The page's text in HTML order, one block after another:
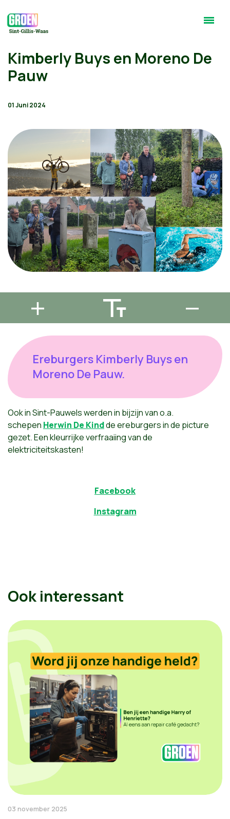
Kimberly Buys en Moreno De
Pauw
01 Juni 2024
Ereburgers Kimberly Buys en
Moreno De Pauw.
Ook in Sint-Pauwels werden in bijzijn van o.a.
schepen Herwin De Kindde ereburgers in de picture
gezet. Een kleurrijke verfraaiing van de
elektriciteitskasten!
Facebook
Instagram
Ook interessant
03 november 2025